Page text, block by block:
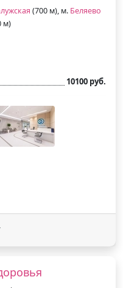
(700 м), м. Беляево
м)
10100 руб.